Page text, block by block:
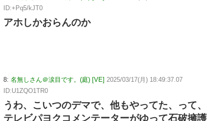
ID:+Pq5/kJT0
アホしかおらんのか
8: 名無しさん＠涙目です。(庭) [VE] 2025/03/17(月) 18:49:37.07
ID:U1ZQO1TR0
うわ、こいつのデマで、他もやってた、って、
テレビパヨクコメンテーターがゆって石破擁護